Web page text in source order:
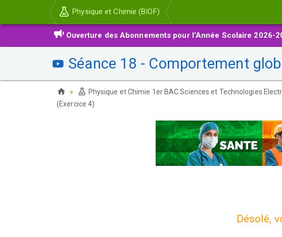
Physique et Chimie (BIOF)
Ouverture des Abonnements pour l'Année Scolaire 2026-
Séance 18 - Comportement
Physique et Chimie 1er BAC Sciences et Technologies
(Exercice 4)
Désolé,